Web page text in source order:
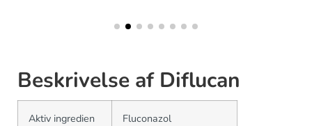
Beskrivelse af Diflucan
Aktiv ingredien Fluconazol